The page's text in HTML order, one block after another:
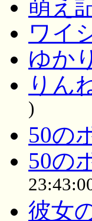
萌え
ワイ
ゆか
りん
)
50の
50の
彼女